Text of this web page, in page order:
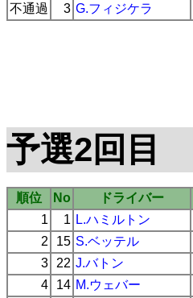
不通過
3 G.フィジケラ
予選2回目
順位 No ドライバー
1
1 L.ハミルトン
2
15 S.ベッテル
3
22 J.バトン
4
14 M.ウェバー